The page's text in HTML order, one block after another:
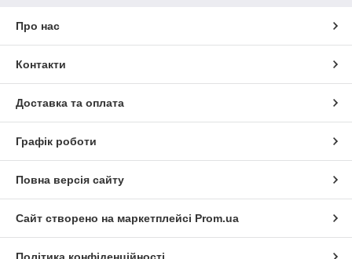
Про нас
Контакти
Доставка та оплата
Графік роботи
Повна версія сайту
Сайт створено на маркетплейсі Prom.ua